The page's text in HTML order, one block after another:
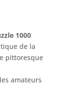
1000
de la
pittoresque
amateurs